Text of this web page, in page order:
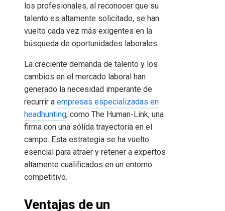
los profesionales, al reconocer que su
talento es altamente solicitado, se han
vuelto cada vez más exigentes en la
búsqueda de oportunidades laborales.
La creciente demanda de talento y los
cambios en el mercado laboral han
generado la necesidad imperante de
recurrir a empresas especializadas en
headhunting, como The Human-Link, una
firma con una sólida trayectoria en el
campo. Esta estrategia se ha vuelto
esencial para atraer y retener a expertos
altamente cualificados en un entorno
competitivo.
Ventajas de un